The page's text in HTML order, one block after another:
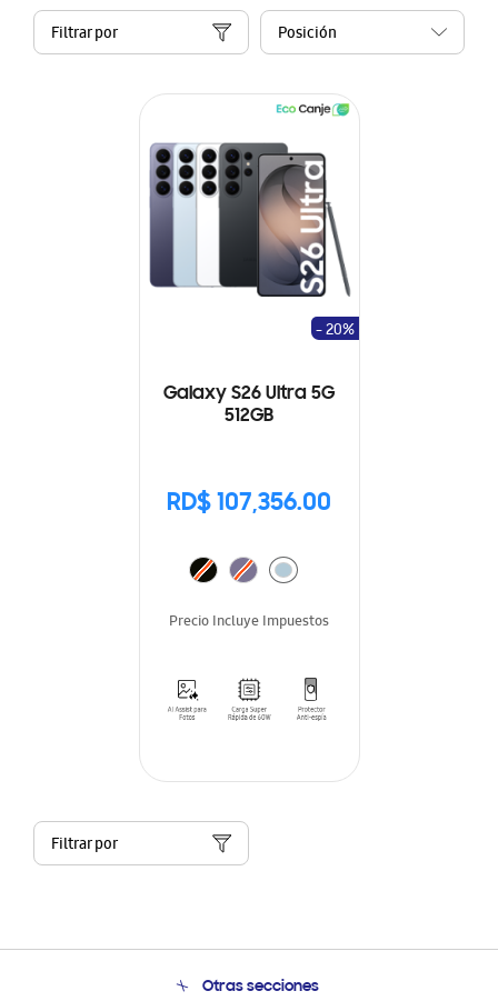
Filtrar por
Galaxy S26 Ultra 5G
512GB
RD$ 107,356.00
- 20%
Precio Incluye Impuestos
Filtrar por
Otras secciones